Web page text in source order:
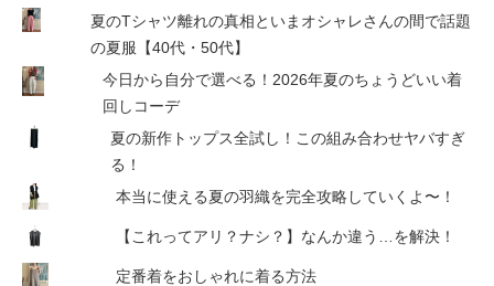
夏のTシャツ離れの真相といまオシャレさんの間で話題
の夏服【40代・50代】
今日から自分で選べる！2026年夏のちょうどいい着
回しコーデ
夏の新作トップス全試し！この組み合わせヤバすぎ
る！
本当に使える夏の羽織を完全攻略していくよ〜！
【これってアリ？ナシ？】なんか違う…を解決！
定番着をおしゃれに着る方法